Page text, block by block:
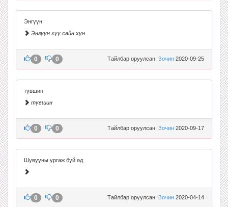
Энгүүн
Энгүүн хүү сайн хүн
Тайлбар оруулсан: Зочин 2020-09-25
0 0
түвшин
түвшин
Тайлбар оруулсан: Зочин 2020-09-17
0 0
Шувууны ургаж буй өд
Тайлбар оруулсан: Зочин 2020-04-14
0 0